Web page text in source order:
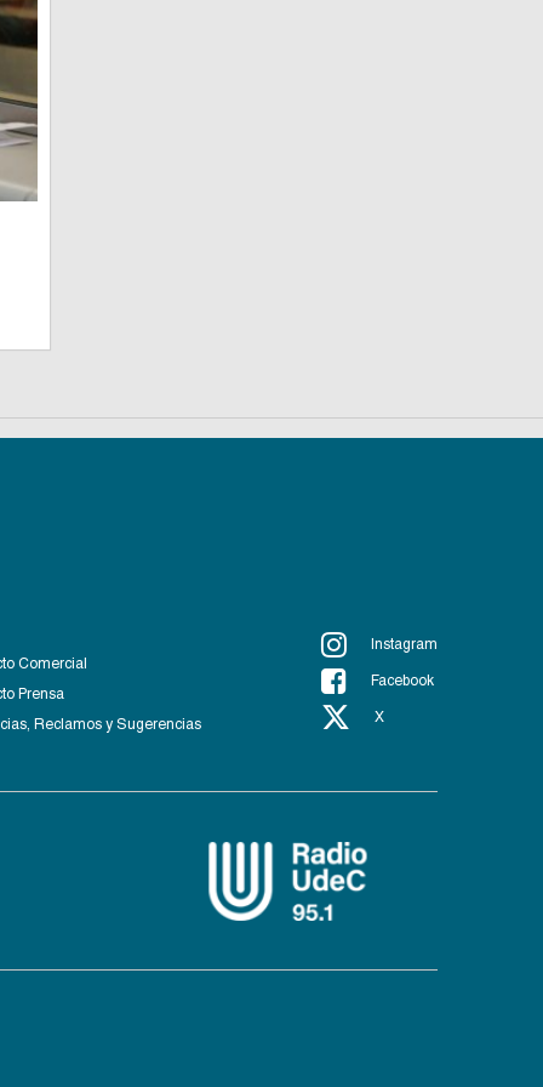
Comercial
Prensa
Reclamos y Sugerencias
Instagram
Facebook
X